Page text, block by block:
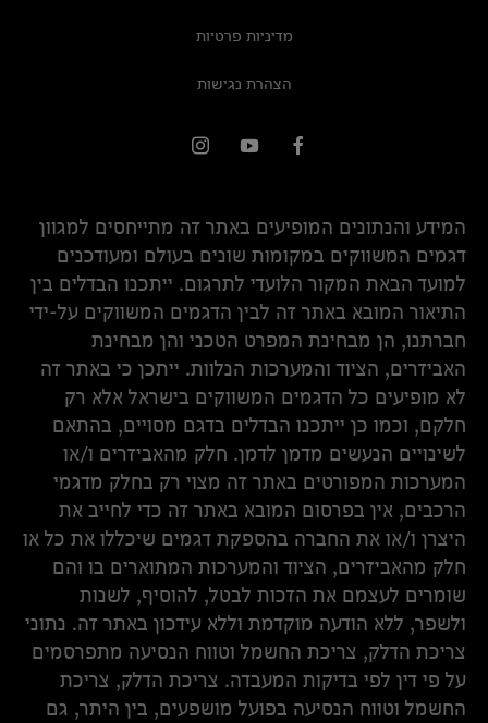
מדיניות פרטיות
הצהרת נגישות
המידע והנתונים המופיעים באתר זה מתייחסים למגוון
דגמים המשווקים במקומות שונים בעולם ומעודכנים
למועד הבאת המקור הלועדי לתרגום. ייתכנו הבדלים בין
התיאור המובא באתר זה לבין הדגמים המשווקים על-ידי
חברתנו, הן מבחינת המפרט הטכני והן מבחינת
האביזרים, הציוד והמערכות הנלוות. ייתכן כי באתר זה
לא מופיעים כל הדגמים המשווקים בישראל אלא רק
חלקם, וכמו כן ייתכנו הבדלים בדגם מסויים, בהתאם
לשינויים הנעשים מדמן לדמן. חלק מהאביזרים ו/או
המערכות המפורטים באתר זה מצוי רק בחלק מדגמי
הרכבים, אין בפרסום המובא באתר זה כדי לחייב את
היצרן ו/או את החברה בהספקת דגמים שיכללו את כל או
חלק מהאביזרים, הציוד והמערכות המתוארים בו והם
שומרים לעצמם את הזכות לבטל, להוסיף, לשנות
ולשפר, ללא הודעה מוקדמת וללא עידכון באתר זה. נתוני
צריכת הדלק, צריכת החשמל וטווח הנסיעה מתפרסמים
על פי דין לפי בדיקות המעבדה. צריכת הדלק, צריכת
החשמל וטווח הנסיעה בפועל מושפעים, בין היתר, גם